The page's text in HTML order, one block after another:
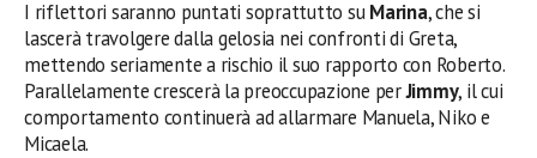
I riflettori saranno puntati soprattutto suMarina, che si
lascerà travolgere dalla gelosia nei confronti di Greta,
mettendo seriamente a rischio il suo rapporto con Roberto.
Parallelamente crescerà la preoccupazione perJimmy, il cui
comportamento continuerà ad allarmare Manuela, Niko e
Micaela.